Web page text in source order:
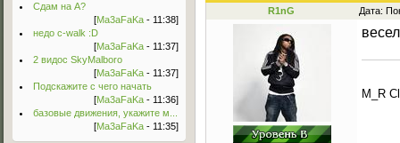
R1nG Дата:
M_R
Сдам на А?
[Ma3aFaKa - 11:38]
недо c-walk :D
[Ma3aFaKa - 11:37]
2 видос SkyMalboro
[Ma3aFaKa - 11:37]
Подскажите с чего начать
[Ma3aFaKa - 11:36]
базовые движения, укажите м...
[Ma3aFaKa - 11:35]